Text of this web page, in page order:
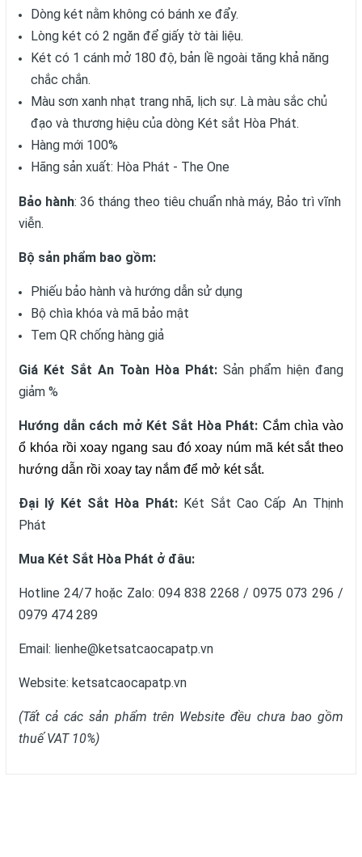
Dòng két nằm không có bánh xe đẩy.
Lòng két có 2 ngăn để giấy tờ tài liệu.
Két có 1 cánh mở 180 độ, bản lề ngoài tăng khả năng
chắc chắn.
Màu sơn xanh nhạt trang nhã, lịch sự. Là màu sắc chủ
đạo và thương hiệu của dòng Két sắt Hòa Phát.
Hàng mới 100%
Hãng sản xuất: Hòa Phát - The One
Bảo hành: 36 tháng theo tiêu chuẩn nhà máy, Bảo trì vĩnh
viễn.
Bộ sản phẩm bao gồm:
Phiếu bảo hành và hướng dẫn sử dụng
Bộ chìa khóa và mã bảo mật
Tem QR chống hàng giả
Giá Két Sắt An Toàn Hòa Phát: Sản phẩm hiện đang
giảm %
Hướng dẫn cách mở Két Sắt Hòa Phát: Cắm chìa vào
ổ khóa rồi xoay ngang sau đó xoay núm mã két sắt theo
hướng dẫn rồi xoay tay nắm để mở két sắt.
Đại lý Két Sắt Hòa Phát:Két Sắt Cao Cấp An Thịnh
Phát
Mua Két Sắt Hòa Phát ở đâu:
Hotline 24/7 hoặc Zalo: 094 838 2268 / 0975 073 296 /
0979 474 289
Email: lienhe@ketsatcaocapatp.vn
Website: ketsatcaocapatp.vn
(Tất cả các sản phẩm trên Website đều chưa bao gồm
thuế VAT 10%)